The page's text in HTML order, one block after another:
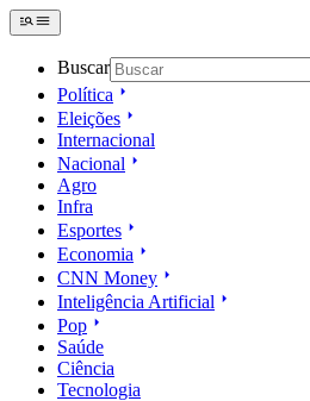
Buscar
Política
Eleições
Internacional
Nacional
Agro
Infra
Esportes
Economia
CNN Money
Inteligência Artificial
Pop
Saúde
Ciência
Tecnologia